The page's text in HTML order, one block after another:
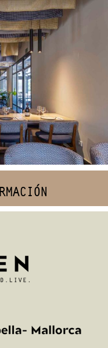
/ RETAIL